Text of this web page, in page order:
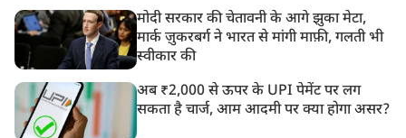
मोदी सरकार की चेतावनी के आगे झुका मेटा,
मार्क ज़ुकरबर्ग ने भारत से मांगी माफ़ी, गलती भी
स्वीकार की
अब ₹2,000 से ऊपर के UPI पेमेंट पर लग
सकता है चार्ज, आम आदमी पर क्या होगा असर?